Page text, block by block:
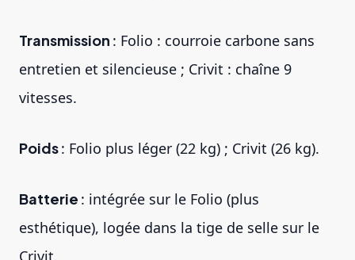
Transmission : Folio : courroie carbone sans
entretien et silencieuse ; Crivit : chaîne 9
vitesses.
Poids: Folio plus léger (22 kg) ; Crivit (26 kg).
Batterie : intégrée sur le Folio (plus
esthétique), logée dans la tige de selle sur le
Crivit.